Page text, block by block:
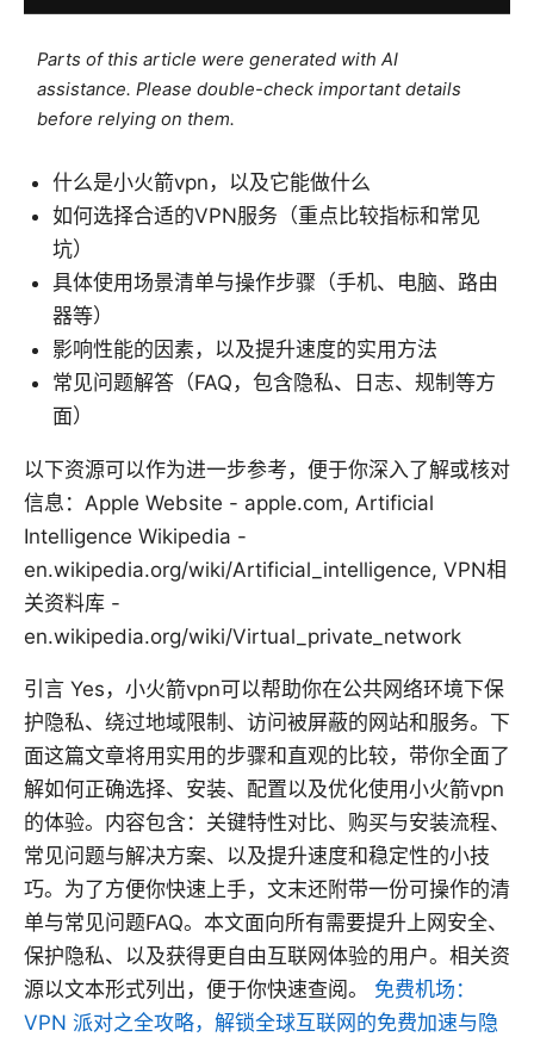
Parts of this article were generated with AI
assistance. Please double-check important details
before relying on them.
什么是小火箭vpn，以及它能做什么
如何选择合适的VPN服务（重点比较指标和常见
坑）
具体使用场景清单与操作步骤（手机、电脑、路由
器等）
影响性能的因素，以及提升速度的实用方法
常见问题解答（FAQ，包含隐私、日志、规制等方
面）
以下资源可以作为进一步参考，便于你深入了解或核对
信息：Apple Website - apple.com, Artificial
Intelligence Wikipedia -
en.wikipedia.org/wiki/Artificial_intelligence, VPN相
关资料库 -
en.wikipedia.org/wiki/Virtual_private_network
引言 Yes，小火箭vpn可以帮助你在公共网络环境下保
护隐私、绕过地域限制、访问被屏蔽的网站和服务。下
面这篇文章将用实用的步骤和直观的比较，带你全面了
解如何正确选择、安装、配置以及优化使用小火箭vpn
的体验。内容包含：关键特性对比、购买与安装流程、
常见问题与解决方案、以及提升速度和稳定性的小技
巧。为了方便你快速上手，文末还附带一份可操作的清
单与常见问题FAQ。本文面向所有需要提升上网安全、
保护隐私、以及获得更自由互联网体验的用户。相关资
源以文本形式列出，便于你快速查阅。 免费机场：
VPN 派对之全攻略，解锁全球互联网的免费加速与隐